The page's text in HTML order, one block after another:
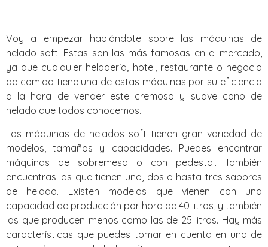
Voy a empezar hablándote sobre las máquinas de
helado soft. Estas son las más famosas en el mercado,
ya que cualquier heladería, hotel, restaurante o negocio
de comida tiene una de estas máquinas por su eficiencia
a la hora de vender este cremoso y suave cono de
helado que todos conocemos.
Las máquinas de helados soft tienen gran variedad de
modelos, tamaños y capacidades. Puedes encontrar
máquinas de sobremesa o con pedestal. También
encuentras las que tienen uno, dos o hasta tres sabores
de helado. Existen modelos que vienen con una
capacidad de producción por hora de 40 litros, y también
las que producen menos como las de 25 litros. Hay más
características que puedes tomar en cuenta en una de